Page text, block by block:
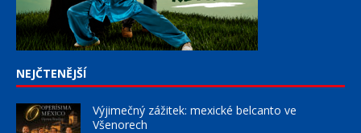
NEJČTENĚJŠÍ
Výjimečný zážitek: mexické belcanto ve
Všenorech